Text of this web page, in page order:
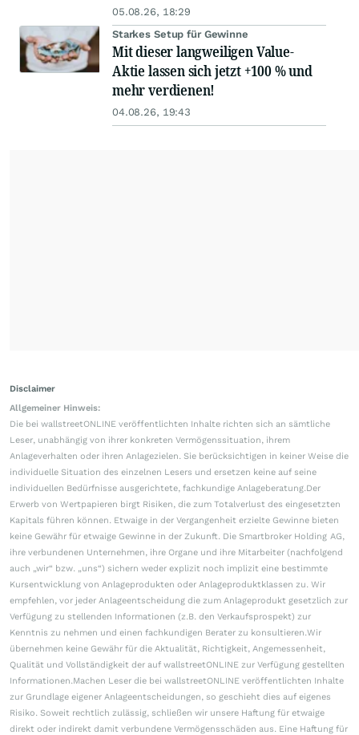
05.08.26, 18:29
Starkes Setup für Gewinne
Mit dieser langweiligen Value-
Aktie lassen sich jetzt +100 % und
mehr verdienen!
04.08.26, 19:43
Disclaimer
Allgemeiner Hinweis:
Die bei wallstreetONLINE veröffentlichten Inhalte richten sich an sämtliche
Leser, unabhängig von ihrer konkreten Vermögenssituation, ihrem
Anlageverhalten oder ihren Anlagezielen. Sie berücksichtigen in keiner Weise die
individuelle Situation des einzelnen Lesers und ersetzen keine auf seine
individuellen Bedürfnisse ausgerichtete, fachkundige Anlageberatung.Der
Erwerb von Wertpapieren birgt Risiken, die zum Totalverlust des eingesetzten
Kapitals führen können. Etwaige in der Vergangenheit erzielte Gewinne bieten
keine Gewähr für etwaige Gewinne in der Zukunft. Die Smartbroker Holding AG,
ihre verbundenen Unternehmen, ihre Organe und ihre Mitarbeiter (nachfolgend
auch „wir“ bzw. „uns“) sichern weder explizit noch implizit eine bestimmte
Kursentwicklung von Anlageprodukten oder Anlageproduktklassen zu. Wir
empfehlen, vor jeder Anlageentscheidung die zum Anlageprodukt gesetzlich zur
Verfügung zu stellenden Informationen (z.B. den Verkaufsprospekt) zur
Kenntnis zu nehmen und einen fachkundigen Berater zu konsultieren.Wir
übernehmen keine Gewähr für die Aktualität, Richtigkeit, Angemessenheit,
Qualität und Vollständigkeit der auf wallstreetONLINE zur Verfügung gestellten
Informationen.Machen Leser die bei wallstreetONLINE veröffentlichten Inhalte
zur Grundlage eigener Anlageentscheidungen, so geschieht dies auf eigenes
Risiko. Soweit rechtlich zulässig, schließen wir unsere Haftung für etwaige
direkt oder indirekt damit verbundene Vermögensschäden aus. Eine Haftung für